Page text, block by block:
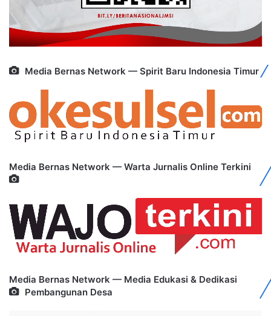
Media Bernas Network — Spirit Baru Indonesia Timur
Media Bernas Network — Warta Jurnalis Online Terkini
Media Bernas Network — Media Edukasi & Dedikasi
Pembangunan Desa